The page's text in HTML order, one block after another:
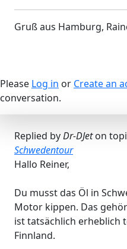
Gruß aus Hamburg,
Please Log in or Create an
conversation.
Replied byDr-DJeton
Schwedentour
Hallo Reiner,
Du musst das Öl in
Motor kippen. Das
ist tatsächlich erheblich
Finnland.